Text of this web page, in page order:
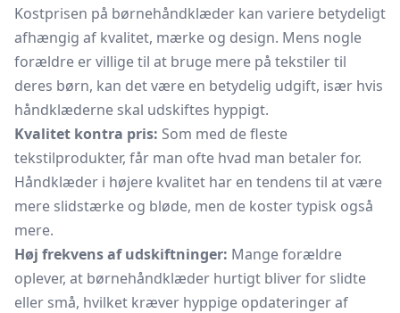
Kostprisen på børnehåndklæder kan variere betydeligt
afhængig af kvalitet, mærke og design. Mens nogle
forældre er villige til at bruge mere på tekstiler til
deres børn, kan det være en betydelig udgift, især hvis
håndklæderne skal udskiftes hyppigt.
Kvalitet kontra pris: Som med de fleste
tekstilprodukter, får man ofte hvad man betaler for.
Håndklæder i højere kvalitet har en tendens til at være
mere slidstærke og bløde, men de koster typisk også
mere.
Høj frekvens af udskiftninger: Mange forældre
oplever, at børnehåndklæder hurtigt bliver for slidte
eller små, hvilket kræver hyppige opdateringer af